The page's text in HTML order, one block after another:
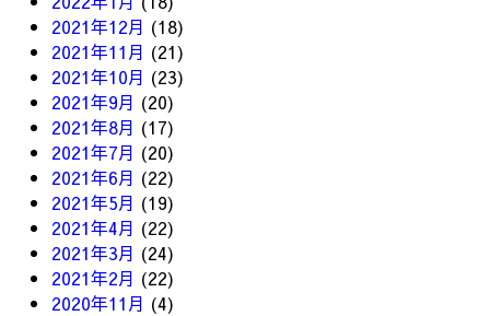
2021年12月 (18)
2021年11月 (21)
2021年10月 (23)
2021年9月 (20)
2021年8月 (17)
2021年7月 (20)
2021年6月 (22)
2021年5月 (19)
2021年4月 (22)
2021年3月 (24)
2021年2月 (22)
2020年11月 (4)